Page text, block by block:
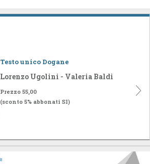
Testo unico Dogane
Lorenzo Ugolini - Valeria Baldi
Prezzo 55,00
(sconto 5% abbonati SI)